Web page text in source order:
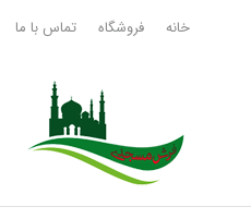
خانه فروشگاه تماس با ما